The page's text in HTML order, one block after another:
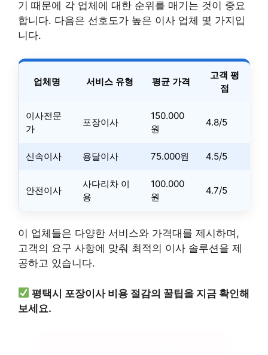
기 때문에 각 업체에 대한 순위를 매기는 것이 중요
합니다. 다음은 선호도가 높은 이사 업체 몇 가지입
니다.
업체명 서비스 유형 평균 가격
고객 평
점
이사전문
가
포장이사
150.000
원
4.8/5
신속이사 용달이사 75.000원 4.5/5
안전이사
사다리차 이
용
100.000
원
4.7/5
이 업체들은 다양한 서비스와 가격대를 제시하며,
고객의 요구 사항에 맞춰 최적의 이사 솔루션을 제
공하고 있습니다.
평택시 포장이사 비용 절감의 꿀팁을 지금 확인해
보세요.